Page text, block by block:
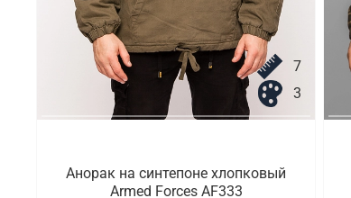
7
3
Анорак на синтепоне хлопковый
Armed Forces AF333